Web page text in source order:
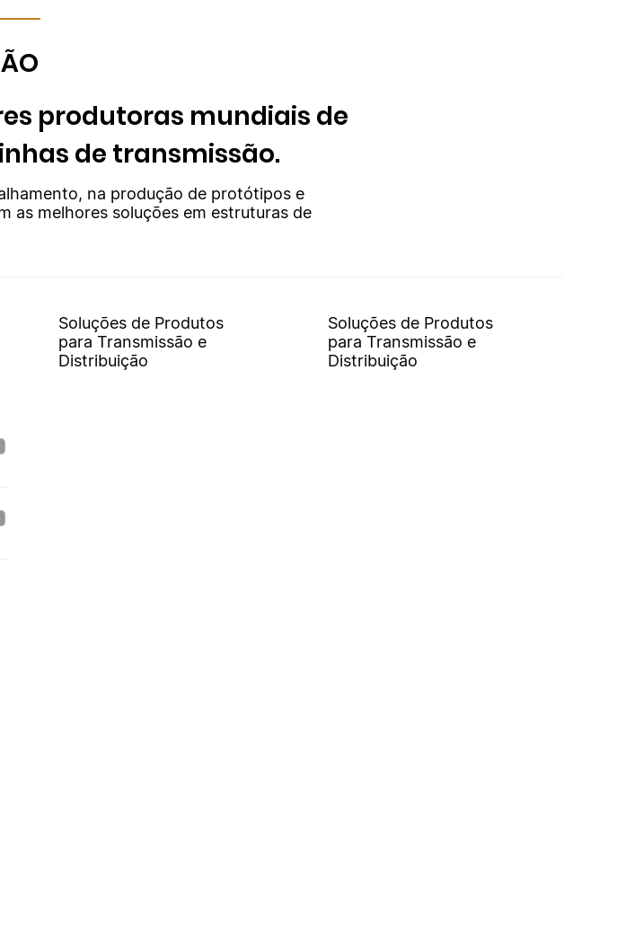
produtoras mundiais de
de transmissão.
na produção de protótipos e
as melhores soluções em estruturas de
Soluções de Produtos
para Transmissão e
Distribuição
Soluções de Produtos
para Transmissão e
Distribuição